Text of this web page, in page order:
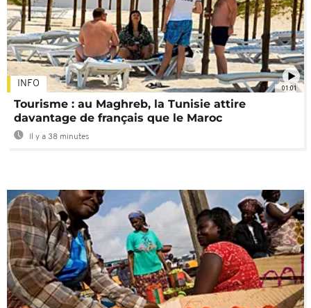
01:01
INFO
Tourisme : au Maghreb, la Tunisie attire
davantage de français que le Maroc
Il y a 38 minutes